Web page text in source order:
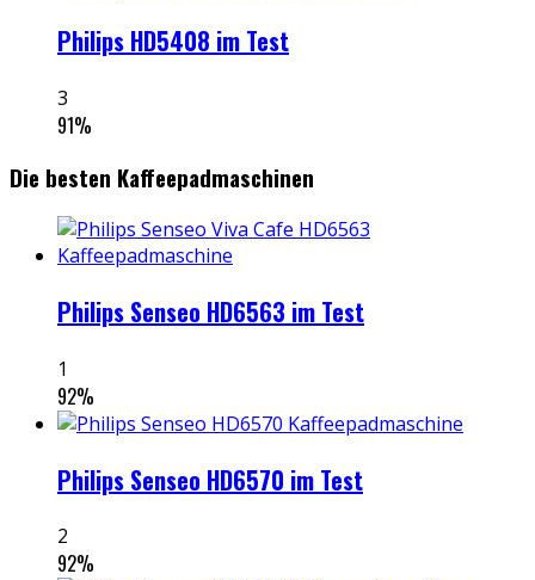
Philips HD5408 im Test
3
91%
Die besten Kaffeepadmaschinen
Philips Senseo HD6563 im Test
1
92%
Philips Senseo HD6570 im Test
2
92%